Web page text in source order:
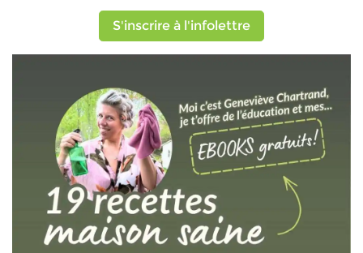
S'inscrire à l'infolettre